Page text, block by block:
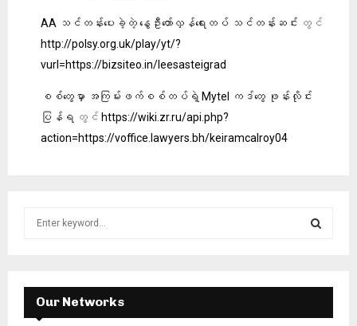
AA သင်တန်းပေးခဲ့တဲ့ နွေဦးတော်လှန်ရေးတပ် သင်တန်းဆင်း တွင်
http://polsy.org.uk/play/yt/?
vurl=https://bizsiteo.in/leesasteigrad
စစ်တွေမှာ အကြမ်းဖက်စစ်တပ်ရဲ့ Mytel ကဒ်တွေ ဖုန်းလိုင်း
ပြန်ရ တွင် https://wiki.zr.ru/api.php?
action=https://voffice.lawyers.bh/keiramcalroy04
f
E
A
Our Networks